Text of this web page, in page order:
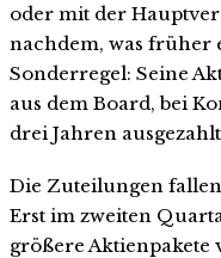
oder mit der
nachdem, was früher
Sonderregel: Seine
aus dem Board, bei
drei Jahren
Die Zuteilungen
Erst im zweiten
größere Aktienpakete